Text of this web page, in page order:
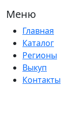
Меню
Главная
Каталог
Регионы
Выкуп
Контакты